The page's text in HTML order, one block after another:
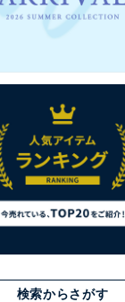
検索からさがす